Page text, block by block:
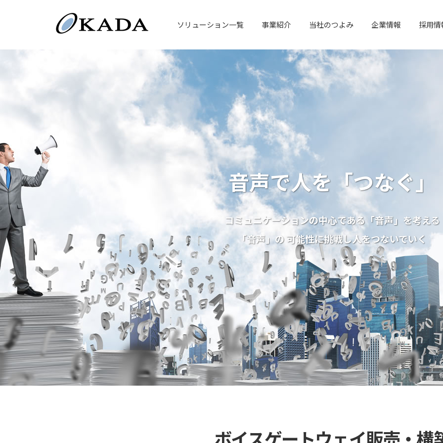
ソリューション一覧 事業紹介 当社のつよみ 企業情報 採用情
音声で人を「つなぐ」
コミュニケーションの中心である「音声」を考える
「音声」の 可能性に挑戦し人をつないでいく